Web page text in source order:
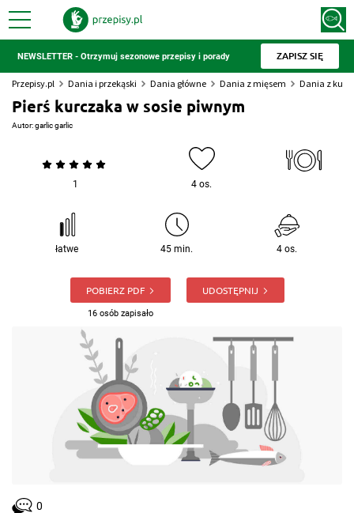
NEWSLETTER - Otrzymuj sezonowe przepisy i porady ZAPISZ SIĘ
Przepisy.pl Dania i przekąski Dania główne Dania z mięsem Dania z
Pierś kurczaka w sosie piwnym
Autor:garlic garlic
1 4 os.
łatwe 45 min. 4 os.
POBIERZ PDF
16 osób zapisało
UDOSTĘPNIJ
0